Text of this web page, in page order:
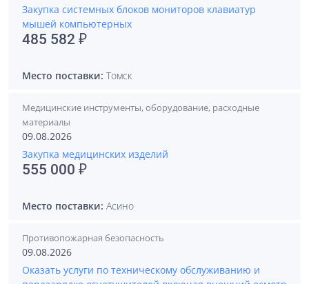
Закупка системных блоков мониторов клавиатур
мышей компьютерных
485 582 ₽
Место поставки: Томск
Медицинские инструменты, оборудование, расходные
материалы
09.08.2026
Закупка медицинских изделий
555 000 ₽
Место поставки: Асино
Противопожарная безопасность
09.08.2026
Оказать услуги по техническому обслуживанию и